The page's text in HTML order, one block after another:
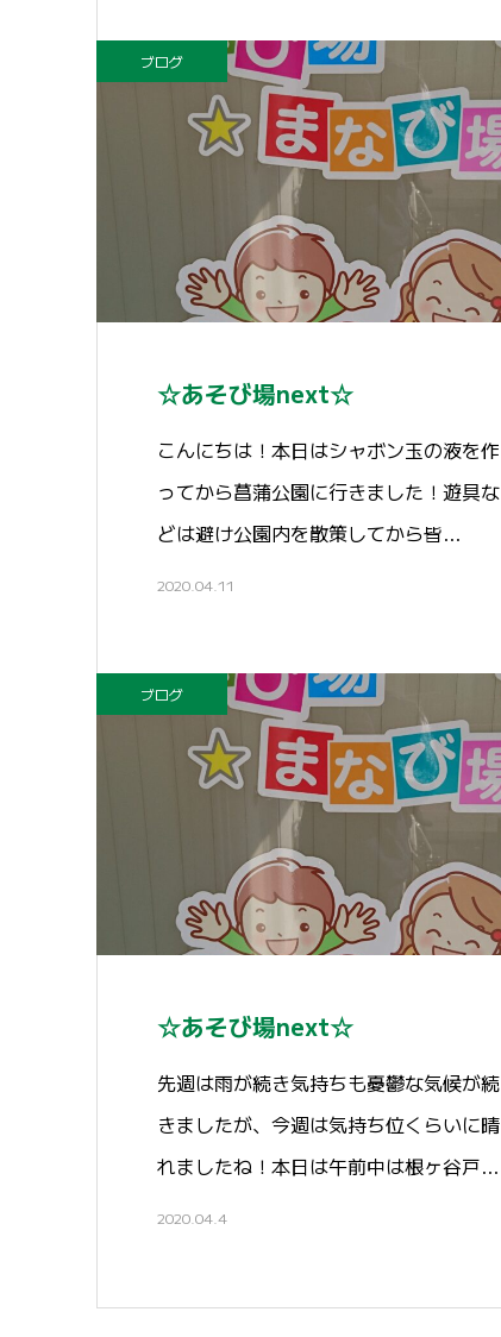
ブログ
☆あそび場next☆
こんにちは！本日はシャボン玉の液を作
ってから菖蒲公園に行きました！遊具な
どは避け公園内を散策してから皆…
2020.04.11
ブログ
☆あそび場next☆
先週は雨が続き気持ちも憂鬱な気候が続
きましたが、今週は気持ち位くらいに晴
れましたね！本日は午前中は根ヶ谷戸…
2020.04.4